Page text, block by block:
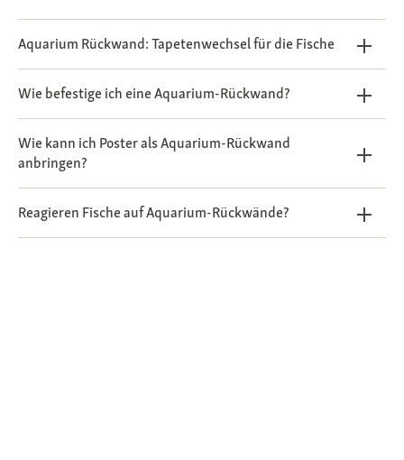
Aquarium Rückwand: Tapetenwechsel für die Fische
Wie befestige ich eine Aquarium-Rückwand?
Wie kann ich Poster als Aquarium-Rückwand
anbringen?
Reagieren Fische auf Aquarium-Rückwände?